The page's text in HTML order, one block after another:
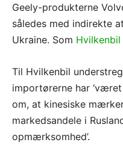
Geely-produkterne
således med indirekte
Ukraine. Som
Til Hvilkenbil
importørerne har
om, at kinesiske
markedsandele i
opmærksomhed’.